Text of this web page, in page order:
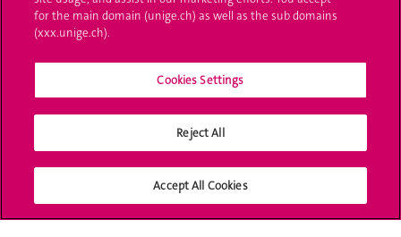
UNIGE Mobile
Médias sociaux UNIGE
for the main domain (unige.ch) as well as the sub domains
(xxx.unige.ch).
Cookies Settings
Reject All
Accept All Cookies